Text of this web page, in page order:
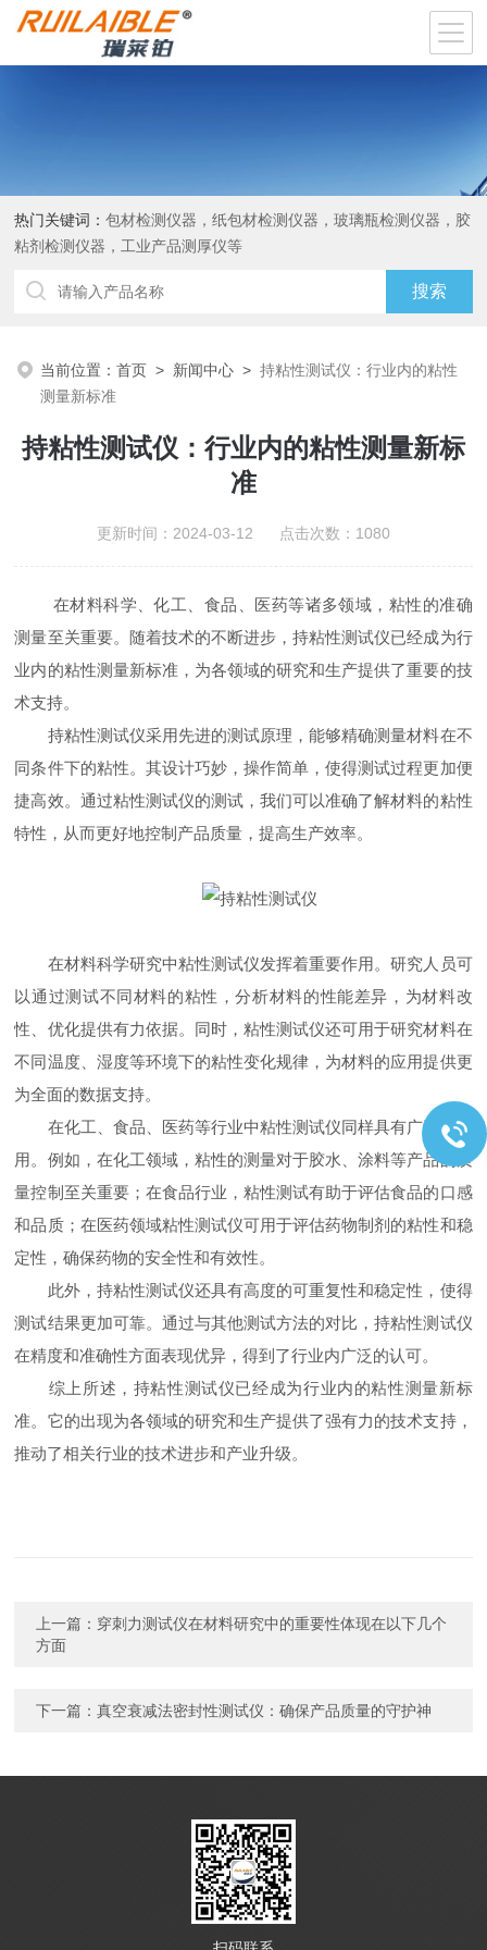
热门关键词：包材检测仪器，纸包材检测仪器，玻璃瓶检测仪器，胶
粘剂检测仪器，工业产品测厚仪等
当前位置：首页 > 新闻中心 >持粘性测试仪：行业内的粘性
测量新标准
持粘性测试仪：行业内的粘性测量新标
准
更新时间：2024-03-12 点击次数：1080
在材料科学、化工、食品、医药等诸多领域，粘性的准确
测量至关重要。随着技术的不断进步，持粘性测试仪已经成为行
业内的粘性测量新标准，为各领域的研究和生产提供了重要的技
术支持。
持粘性测试仪采用先进的测试原理，能够精确测量材料在不
同条件下的粘性。其设计巧妙，操作简单，使得测试过程更加便
捷高效。通过粘性测试仪的测试，我们可以准确了解材料的粘性
特性，从而更好地控制产品质量，提高生产效率。
在材料科学研究中粘性测试仪发挥着重要作用。研究人员可
以通过测试不同材料的粘性，分析材料的性能差异，为材料改
性、优化提供有力依据。同时，粘性测试仪还可用于研究材料在
不同温度、湿度等环境下的粘性变化规律，为材料的应用提供更
为全面的数据支持。
在化工、食品、医药等行业中粘性测试仪同样具有广泛的应
用。例如，在化工领域，粘性的测量对于胶水、涂料等产品的质
量控制至关重要；在食品行业，粘性测试有助于评估食品的口感
和品质；在医药领域粘性测试仪可用于评估药物制剂的粘性和稳
定性，确保药物的安全性和有效性。
此外，持粘性测试仪还具有高度的可重复性和稳定性，使得
测试结果更加可靠。通过与其他测试方法的对比，持粘性测试仪
在精度和准确性方面表现优异，得到了行业内广泛的认可。
综上所述，持粘性测试仪已经成为行业内的粘性测量新标
准。它的出现为各领域的研究和生产提供了强有力的技术支持，
推动了相关行业的技术进步和产业升级。
上一篇： 穿刺力测试仪在材料研究中的重要性体现在以下几个
方面
下一篇：真空衰减法密封性测试仪：确保产品质量的守护神